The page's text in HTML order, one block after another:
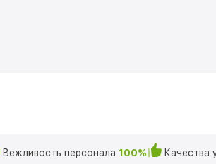
Вежливость персонала 100% Качества